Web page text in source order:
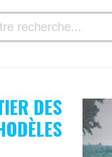
DES